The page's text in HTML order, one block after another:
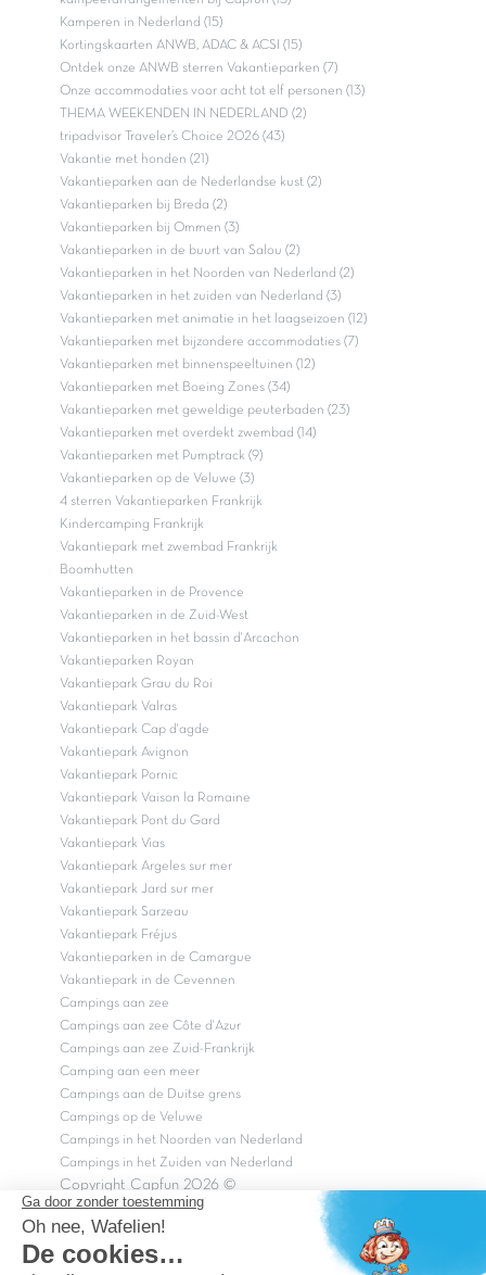
Kamperen in Nederland (15)
Kortingskaarten ANWB, ADAC & ACSI (15)
Ontdek onze ANWB sterren Vakantieparken (7)
Onze accommodaties voor acht tot elf personen (13)
THEMA WEEKENDEN IN NEDERLAND (2)
tripadvisor Traveler’s Choice 2026 (43)
Vakantie met honden (21)
Vakantieparken aan de Nederlandse kust (2)
Vakantieparken bij Breda (2)
Vakantieparken bij Ommen (3)
Vakantieparken in de buurt van Salou (2)
Vakantieparken in het Noorden van Nederland (2)
Vakantieparken in het zuiden van Nederland (3)
Vakantieparken met animatie in het laagseizoen (12)
Vakantieparken met bijzondere accommodaties (7)
Vakantieparken met binnenspeeltuinen (12)
Vakantieparken met Boeing Zones (34)
Vakantieparken met geweldige peuterbaden (23)
Vakantieparken met overdekt zwembad (14)
Vakantieparken met Pumptrack (9)
Vakantieparken op de Veluwe (3)
4 sterren Vakantieparken Frankrijk
Kindercamping Frankrijk
Vakantiepark met zwembad Frankrijk
Boomhutten
Vakantieparken in de Provence
Vakantieparken in de Zuid-West
Vakantieparken in het bassin d'Arcachon
Vakantieparken Royan
Vakantiepark Grau du Roi
Vakantiepark Valras
Vakantiepark Cap d'agde
Vakantiepark Avignon
Vakantiepark Pornic
Vakantiepark Vaison la Romaine
Vakantiepark Pont du Gard
Vakantiepark Vias
Vakantiepark Argeles sur mer
Vakantiepark Jard sur mer
Vakantiepark Sarzeau
Vakantiepark Fréjus
Vakantieparken in de Camargue
Vakantiepark in de Cevennen
Campings aan zee
Campings aan zee Côte d'Azur
Campings aan zee Zuid-Frankrijk
Camping aan een meer
Campings aan de Duitse grens
Campings op de Veluwe
Campings in het Noorden van Nederland
Campings in het Zuiden van Nederland
Copyright Capfun 2026 ©
Bij Capfun solliciteren
Veelgestelde vragen